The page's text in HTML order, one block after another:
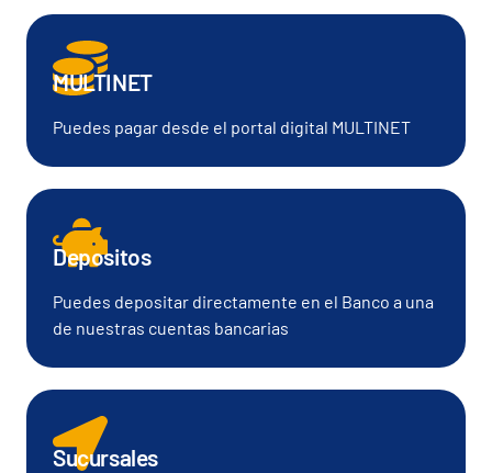
MULTINET
Puedes pagar desde el portal digital MULTINET
Depositos
Puedes depositar directamente en el Banco a una
de nuestras cuentas bancarias
Sucursales